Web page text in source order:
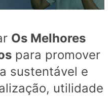
Os Melhores
para promover
sustentável e
utilidade